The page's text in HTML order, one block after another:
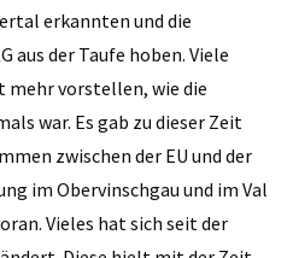
erkannten und die
aus der Taufe hoben. Viele
mehr vorstellen, wie die
war. Es gab zu dieser Zeit
zwischen der EU und der
im Ober­vinschgau und im Val
Vieles hat sich seit der